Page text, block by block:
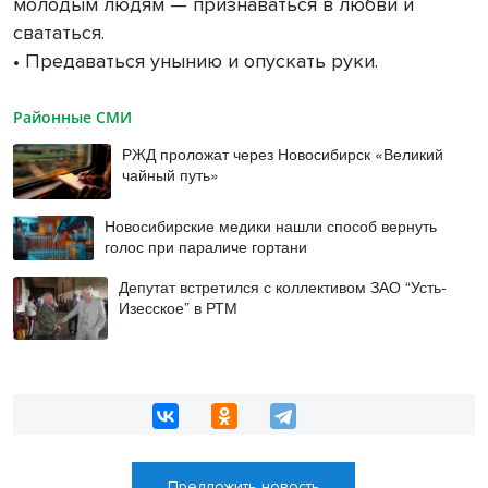
свататься.
• Предаваться унынию и опускать руки.
Районные СМИ
РЖД проложат через Новосибирск «Великий
чайный путь»
Новосибирские медики нашли способ вернуть
голос при параличе гортани
Депутат встретился с коллективом ЗАО “Усть-
Изесское” в РТМ